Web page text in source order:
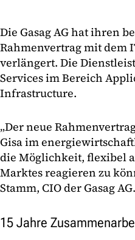
Die Gasag AG hat ihren
Rahmenvertrag mit dem
verlängert. Die
Services im Bereich
Infrastructure.
„Der neue
Gisa im
die Möglichkeit, flexibel
Marktes reagieren zu
Stamm, CIO der Gasag AG.
15 Jahre